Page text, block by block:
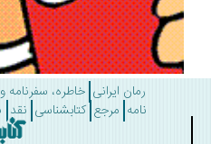
رمان ایرانی خاطره، سفرنامه و روایت
مرجع کتابشناسی نقد بایگانی